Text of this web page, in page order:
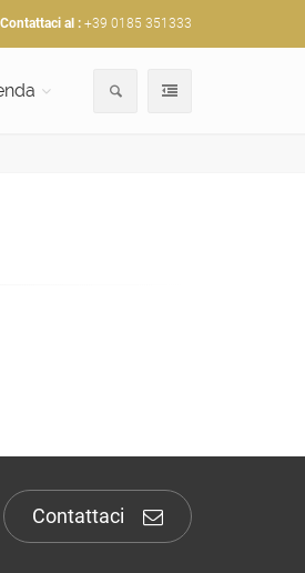
Contattaci al : +39 0185 351333
Contattaci